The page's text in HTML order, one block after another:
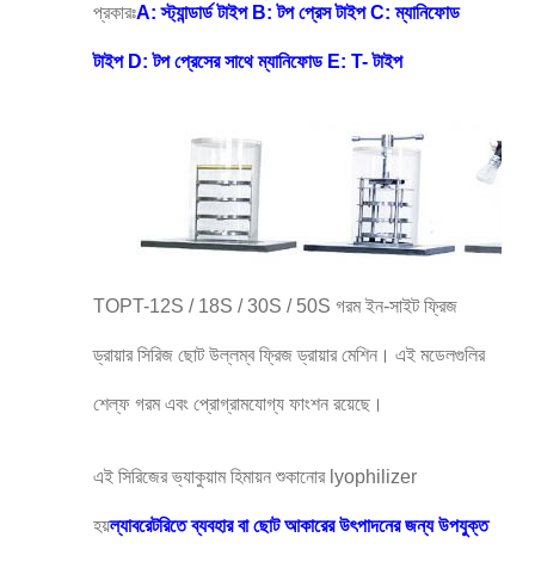
প্রকারঃA: স্ট্যান্ডার্ড টাইপ B: টপ প্রেস টাইপ C: ম্যানিফোড
টাইপ D: টপ প্রেসের সাথে ম্যানিফোড E: T- টাইপ
TOPT-12S / 18S / 30S / 50S গরম ইন-সাইট ফ্রিজ
ড্রায়ার সিরিজ ছোট উল্লম্ব ফ্রিজ ড্রায়ার মেশিন। এই মডেলগুলির
শেল্ফ গরম এবং প্রোগ্রামযোগ্য ফাংশন রয়েছে।
এই সিরিজের ভ্যাকুয়াম হিমায়ন শুকানোর lyophilizer
হয়ল্যাবরেটরিতে ব্যবহার বা ছোট আকারের উৎপাদনের জন্য উপযুক্ত